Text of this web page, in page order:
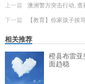
上一篇
澳洲警方突击行动,
下一篇
【教育】你家孩子挨
相关推荐
橙县布雷
面趋稳